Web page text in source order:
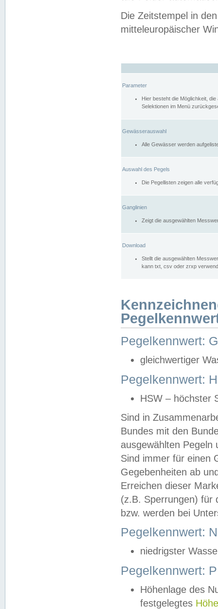
Die Zeitstempel in
mitteleuropäischer
Parameter
Hier besteht die Möglichkeit,
Selektionen im Menü
Gewässerauswahl
Alle Gewässer werden
Auswahl des Pegels
Die Pegellisten zeigen alle
Ganglinien
Zeigt die ausgewählten
Download
Stellt die ausgewählten
kann txt, csv oder zrxp
Pegelkennwert:
gleichwertiger
Pegelkennwert:
HSW – höchster
Sind in
Bundes mit den
ausgewählten
Sind immer für einen
Gegebenheiten ab
Erreichen dieser
(z.B. Sperrungen) für
bzw. werden bei
Pegelkennwert:
niedrigster
Pegelkennwert:
Höhenlage des
festgelegtes